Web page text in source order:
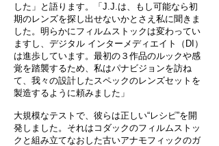
した」と語ります。「J.J.は、もし可能なら初
期のレンズを探し出せないかとさえ私に聞きま
した。明らかにフィルムストックは変わってい
ますし、デジタル インターメディエイト（DI）
は進歩しています。最初の３作品のルックや感
覚を踏襲するため、私はパナビジョンを訪ね
て、我々の設計したスペックのレンズセットを
製造するように頼みました」
大規模なテストで、彼らは正しい“レシピ”を開
発しました。それはコダックのフィルムストッ
クと組み立てなおした古いアナモフィックのガ